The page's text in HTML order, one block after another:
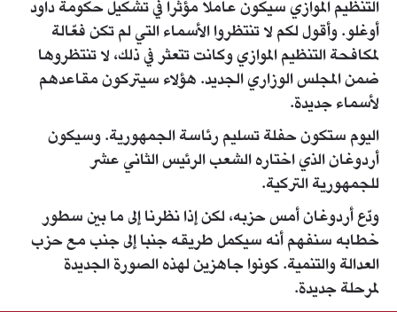
التنظيم الموازي سيكون عاملا مؤثرا في تشكيل حكومة داود
أوغلو. وأقول لكم لا تنتظروا الأسماء التي لم تكن فعّالة
لمكافحة التنظيم الموازي وكانت تتعثر في ذلك، لا تنتظروها
ضمن المجلس الوزاري الجديد. هؤلاء سيتركون مقاعدهم
لأسماء جديدة.
اليوم ستكون حفلة تسليم رئاسة الجمهورية. وسيكون
أردوغان الذي اختاره الشعب الرئيس الثاني عشر
للجمهورية التركية.
ودّع أردوغان أمس حزبه، لكن إذا نظرنا إلى ما بين سطور
خطابه سنفهم أنه سيكمل طريقه جنبا إلى جنب مع حزب
العدالة والتنمية. كونوا جاهزين لهذه الصورة الجديدة
لمرحلة جديدة.